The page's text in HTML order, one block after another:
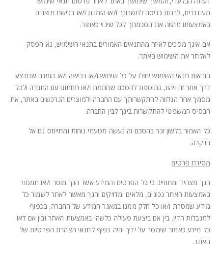
מעודכנים, לרבות כניסה לחשבונך ו/או הזמנת ו/או רכישת מוצרים
באמצעותו מהווה את הסכמתך לכל שינוי כאמור.
אם אינך מסכים לאיזה מהתנאים האמורים בתנאי השימוש, נא הפסק
לאלתר את השימוש באתר.
הוראות תנאי השימוש יחולו על כל שימוש ו/או רכישה ו/או הזמנה שתבצע
דרך אתר זה ויהוו, בתוספת להסכם שחתמת ו/או תחתום עם החברה ולכל
מסמך אחר הנלווה להתקשרותך עם החברה ולמוצרים הנרכשים באתר, את
הבסיס המשפטי להתקשרות בינך לבין החברה.
כל האמור בלשון זכר בהסכם זה נעשה מטעמי נוחות ומתייחס גם אל
הנקבה.
מסירת פרטים
הנך מצהיר ומתחייב כי כל הפרטים והמידע אשר הנך מוסר ו/או תמסור
באמצעות האתר נכונים, מלאים ומדויקים והנך מאשר לאתר לשמור כל
מידע שמסרת ו/או כל חלק ממנו במאגר המידע של החברה, בכפוף
למגבלות הדין, בין אם ביצעת פעולה כלשהי באמצעות האתר ובין אם לאו.
כל מידע כאמור שימסר על ידיך יהיה כפוף לתנאי הצהרת הפרטיות של
האתר.